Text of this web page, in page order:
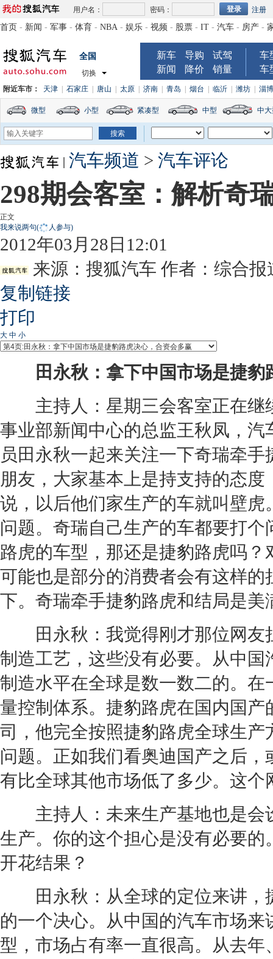
用户名： 密码： 注册
首页 - 新闻 - 军事 - 体育 - NBA - 娱乐 - 视频 - 股票 - IT - 汽车 - 房产 -
全国
切换
新车 导购
试驾
新闻
降价 销量
车
车
附近车市： 天津 石家庄 唐山 太原 济南 青岛 烟台 临沂 潍坊 淄博
微型 小型 紧凑型 中型 中
汽车频道 > 汽车评论
298期会客室：解析奇
正文
我来说两句( 人参与)
2012年03月28日12:01
来源： 搜狐汽车 作者：综合报
复制链接
打印
大 中 小
田永秋：拿下中国市场是捷豹
主持人：星期三会客室正在继
事业部新闻中心的总监王秋凤，
员田永秋一起来关注一下奇瑞牵手
朋友，大家基本上是持支持的态
说，以后他们家生产的车就叫壁
问题。 奇瑞自己生产的车都要打
路虎的车型，那还是捷豹路虎吗？
可能也是部分的消费者会有这样
下。 奇瑞牵手捷豹路虎和结局是美
田永秋：我觉得刚才那位网友
制造工艺，这些没有必要。从中
制造水平在全球是数一数二的。
量控制体系。 捷豹路虎在国内国产
司，他完全按照捷豹路虎全球生产
问题。正如我们看奥迪 国产之后，
有比全球其他市场低了多少。这个
主持人：未来生产基地也是会
生产。你的这个担心是没有必要
开花结果？
田永秋：从全球的定位来讲，
的一个决心。从中国的汽车市场来
型，市场占有率一直很高。从去年